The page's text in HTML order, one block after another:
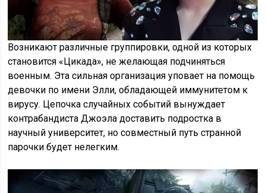
Возникают различные группировки, одной из которых
становится «Цикада», не желающая подчиняться
военным. Эта сильная организация уповает на помощь
девочки по имени Элли, обладающей иммунитетом к
вирусу. Цепочка случайных событий вынуждает
контрабандиста Джоэла доставить подростка в
научный университет, но совместный путь странной
парочки будет нелегким.